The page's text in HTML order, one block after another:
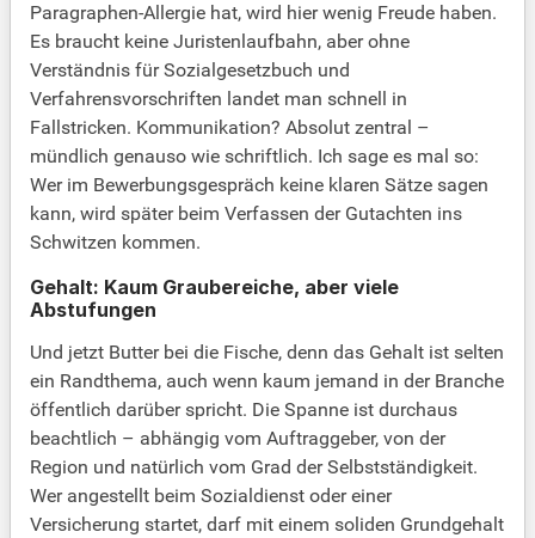
Paragraphen-Allergie hat, wird hier wenig Freude haben.
Es braucht keine Juristenlaufbahn, aber ohne
Verständnis für Sozialgesetzbuch und
Verfahrensvorschriften landet man schnell in
Fallstricken. Kommunikation? Absolut zentral –
mündlich genauso wie schriftlich. Ich sage es mal so:
Wer im Bewerbungsgespräch keine klaren Sätze sagen
kann, wird später beim Verfassen der Gutachten ins
Schwitzen kommen.
Gehalt: Kaum Graubereiche, aber viele
Abstufungen
Und jetzt Butter bei die Fische, denn das Gehalt ist selten
ein Randthema, auch wenn kaum jemand in der Branche
öffentlich darüber spricht. Die Spanne ist durchaus
beachtlich – abhängig vom Auftraggeber, von der
Region und natürlich vom Grad der Selbstständigkeit.
Wer angestellt beim Sozialdienst oder einer
Versicherung startet, darf mit einem soliden Grundgehalt